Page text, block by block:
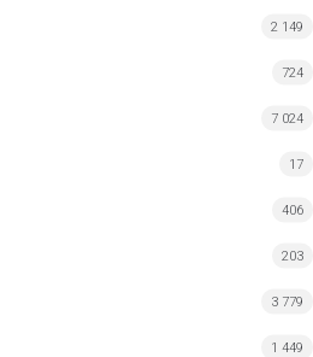
2 149
724
7 024
17
406
203
3 779
1 449